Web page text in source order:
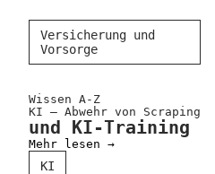
Versicherung und
Vorsorge
Wissen A-Z
KI – Abwehr von Scraping
und KI-Training
Mehr lesen →
KI